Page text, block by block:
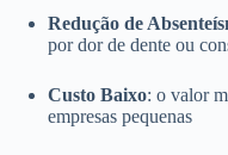
Redução de
por dor de dente ou
Custo Baixo: o valor
empresas pequenas